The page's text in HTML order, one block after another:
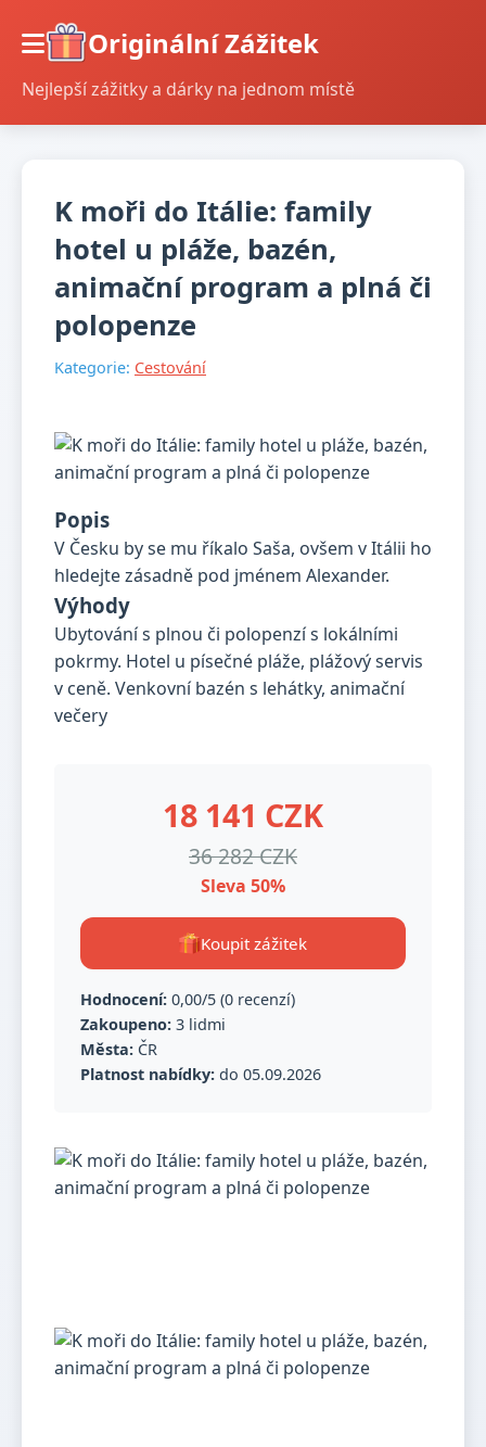
Originální Zážitek
Nejlepší zážitky a dárky na jednom místě
K moři do Itálie: family
hotel u pláže, bazén,
animační program a plná či
polopenze
Kategorie: Cestování
Popis
V Česku by se mu říkalo Saša, ovšem v Itálii ho
hledejte zásadně pod jménem Alexander.
Výhody
Ubytování s plnou či polopenzí s lokálními
pokrmy. Hotel u písečné pláže, plážový servis
v ceně. Venkovní bazén s lehátky, animační
večery
18 141 CZK
36 282 CZK
Sleva 50%
Koupit zážitek
Hodnocení: 0,00/5 (0 recenzí)
Zakoupeno: 3 lidmi
Města: ČR
Platnost nabídky: do 05.09.2026